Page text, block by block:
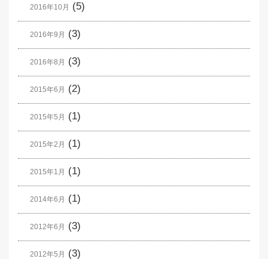
2016年10月 (5)
2016年9月 (3)
2016年8月 (3)
2015年6月 (2)
2015年5月 (1)
2015年2月 (1)
2015年1月 (1)
2014年6月 (1)
2012年6月 (3)
2012年5月 (3)